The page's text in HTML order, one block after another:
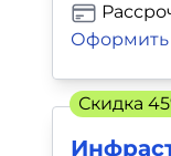
Оформить
Скидка